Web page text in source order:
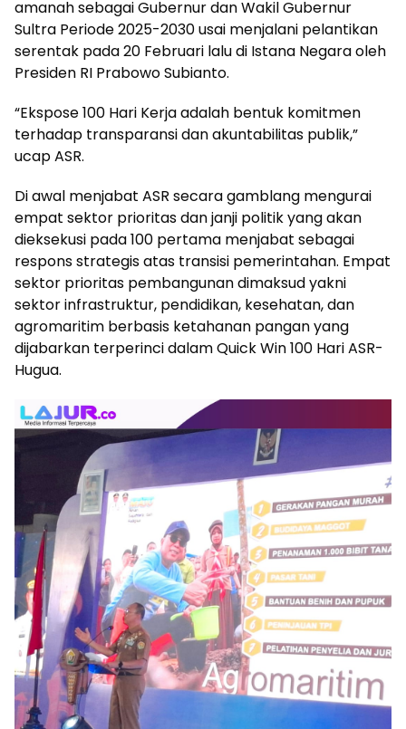
amanah sebagai Gubernur dan Wakil Gubernur
Sultra Periode 2025-2030 usai menjalani pelantikan
serentak pada 20 Februari lalu di Istana Negara oleh
Presiden RI Prabowo Subianto.
“Ekspose 100 Hari Kerja adalah bentuk komitmen
terhadap transparansi dan akuntabilitas publik,”
ucap ASR.
Di awal menjabat ASR secara gamblang mengurai
empat sektor prioritas dan janji politik yang akan
dieksekusi pada 100 pertama menjabat sebagai
respons strategis atas transisi pemerintahan. Empat
sektor prioritas pembangunan dimaksud yakni
sektor infrastruktur, pendidikan, kesehatan, dan
agromaritim berbasis ketahanan pangan yang
dijabarkan terperinci dalam Quick Win 100 Hari ASR-
Hugua.